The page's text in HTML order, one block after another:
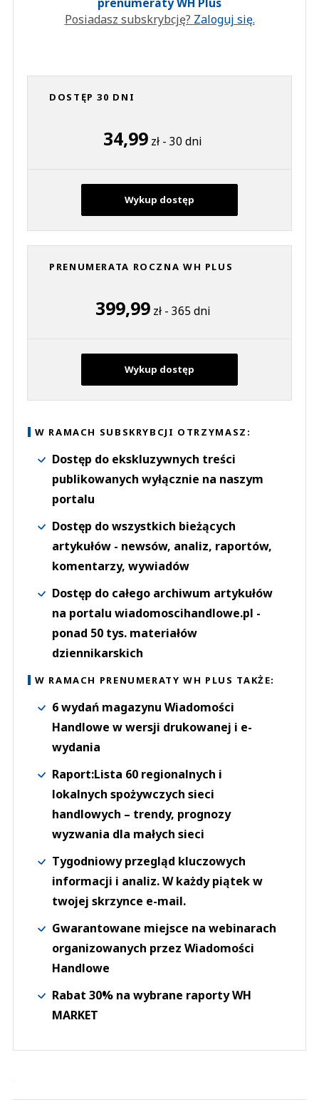
Posiadasz subskrybcję? Zaloguj się.
DOSTĘP 30 DNI
34,99 zł - 30 dni
Wykup dostęp
PRENUMERATA ROCZNA WH PLUS
399,99zł - 365 dni
Wykup dostęp
W RAMACH SUBSKRYBCJI OTRZYMASZ:
Dostęp do ekskluzywnych treści
publikowanych wyłącznie na naszym
portalu
Dostęp do wszystkich bieżących
artykułów - newsów, analiz, raportów,
komentarzy, wywiadów
Dostęp do całego archiwum artykułów
na portalu wiadomoscihandlowe.pl -
ponad 50 tys. materiałów
dziennikarskich
W RAMACH PRENUMERATY WH PLUS TAKŻE:
6 wydań magazynu Wiadomości
Handlowe w wersji drukowanej i e-
wydania
Raport:Lista 60 regionalnych i
lokalnych spożywczych sieci
handlowych – trendy, prognozy
wyzwania dla małych sieci
Tygodniowy przegląd kluczowych
informacji i analiz. W każdy piątek w
twojej skrzynce e-mail.
Gwarantowane miejsce na webinarach
organizowanych przez Wiadomości
Handlowe
Rabat 30% na wybrane raporty WH
MARKET